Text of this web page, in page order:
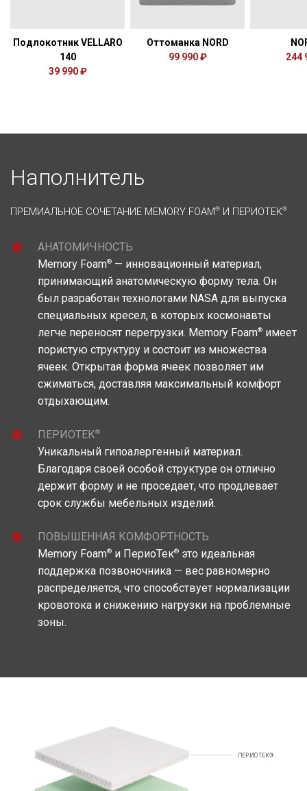
Подлокотник VELLARO
140
39 990 ₽
Оттоманка NORD
99 990 ₽
244
Наполнитель
ПРЕМИАЛЬНОЕ СОЧЕТАНИЕ MEMORY FOAM® И ПЕРИОТЕК®
АНАТОМИЧНОСТЬ
Memory Foam® — инновационный материал,
принимающий анатомическую форму тела. Он
был разработан технологами NASA для выпуска
специальных кресел, в которых космонавты
легче переносят перегрузки. Memory Foam® имеет
пористую структуру и состоит из множества
ячеек. Открытая форма ячеек позволяет им
сжиматься, доставляя максимальный комфорт
отдыхающим.
ПЕРИОТЕК®
Уникальный гипоалергенный материал.
Благодаря своей особой структуре он отлично
держит форму и не проседает, что продлевает
срок службы мебельных изделий.
ПОВЫШЕННАЯ КОМФОРТНОСТЬ
Memory Foam® и ПериоТек® это идеальная
поддержка позвоночника — вес равномерно
распределяется, что способствует нормализации
кровотока и снижению нагрузки на проблемные
зоны.
ПЕРИОТЕК®